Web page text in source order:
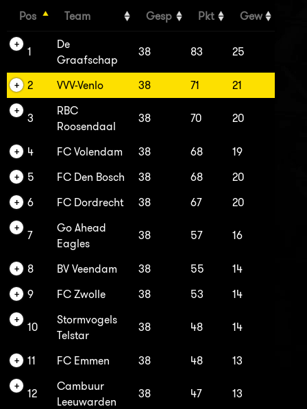
Pos Team Gesp Pkt Gew
1
De
Graafschap
38 83 25
2 VVV-Venlo 38 71 21
3
RBC
Roosendaal
38 70 20
4 FC Volendam 38 68
19
5
FC Den Bosch 38 68
20
6
FC Dordrecht 38 67 20
7
Go Ahead
Eagles
38 57 16
8 BV Veendam 38 55
14
9
FC Zwolle 38 53 14
10
Stormvogels
Telstar
38 48 14
11 FC Emmen 38 48 13
12
Cambuur
Leeuwarden
38 47 13